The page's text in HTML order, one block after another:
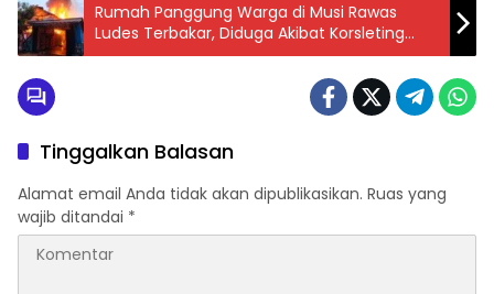
Rumah Panggung Warga di Musi Rawas
Ludes Terbakar, Diduga Akibat Korsleting
Listrik
Tinggalkan Balasan
Alamat email Anda tidak akan dipublikasikan. Ruas yang
wajib ditandai *